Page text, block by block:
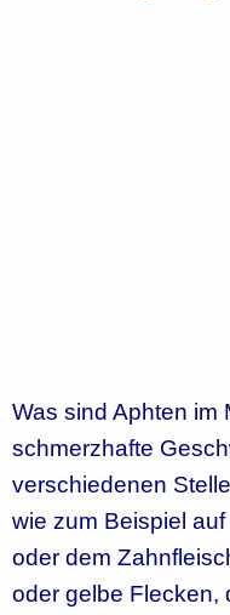
Was sind Aphten im
schmerzhafte
verschiedenen
wie zum Beispiel
oder dem
oder gelbe Flecken,